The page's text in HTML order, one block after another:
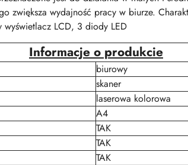
zwiększa wydajność pracy w biurze.
wyświetlacz LCD, 3 diody LED
Informacje o produkcie
biurowy
skaner
laserowa kolorowa
A4
TAK
TAK
TAK